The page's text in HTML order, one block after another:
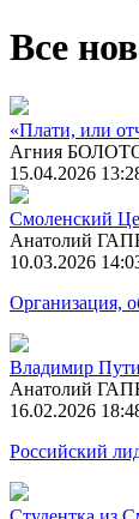
Все
«Плати, или
Агния
15.04.2026
Смоленский
Анатолий
10.03.2026
Организация,
Владимир
Анатолий
16.02.2026
Российский